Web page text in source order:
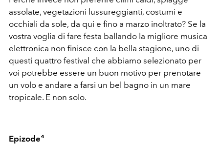
assolate, vegetazioni lussureggianti, costumi e
occhiali da sole, da qui e fino a marzo inoltrato? Se la
vostra voglia di fare festa ballando la migliore musica
elettronica non finisce con la bella stagione, uno di
questi quattro festival che abbiamo selezionato per
voi potrebbe essere un buon motivo per prenotare
un volo e andare a farsi un bel bagno in un mare
tropicale. E non solo.
Epizode⁴